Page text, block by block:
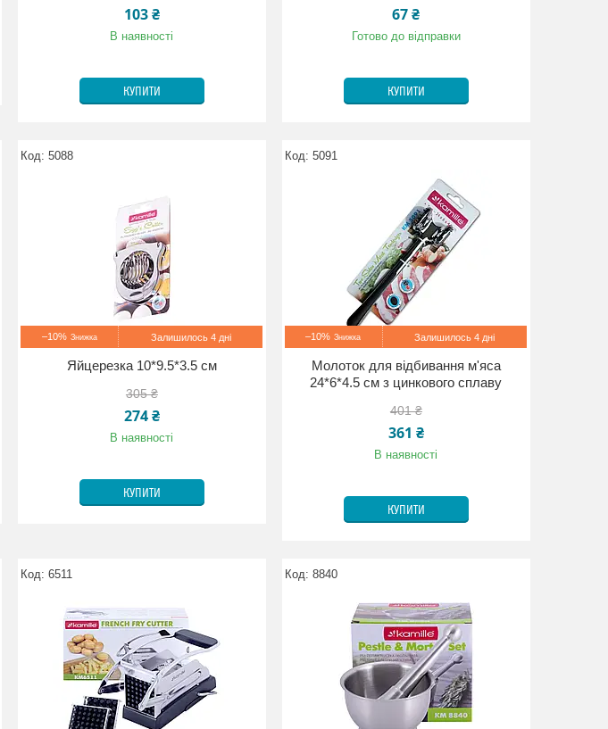
103 ₴
В наявності
КУПИТИ
67 ₴
Готово до відправки
КУПИТИ
5088
–10% Залишилось 4 дні
Яйцерезка 10*9.5*3.5 см
305 ₴
274 ₴
В наявності
КУПИТИ
5091
–10% Залишилось 4 дні
Молоток для відбивання м'яса
24*6*4.5 см з цинкового сплаву
401 ₴
361 ₴
В наявності
КУПИТИ
6511 8840